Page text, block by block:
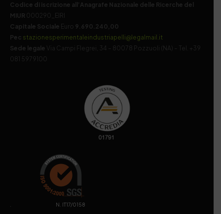
Codice di iscrizione all’Anagrafe Nazionale delle Ricerche del
MIUR 000290_EIRI
Capitale Sociale Euro 9.690.240,00
Pec stazionesperimentaleindustriapelli@legalmail.it
Sede legale
Via Campi Flegrei, 34 – 80078 Pozzuoli (NA) – Tel. +39
081 5979100
. N. IT17/0158